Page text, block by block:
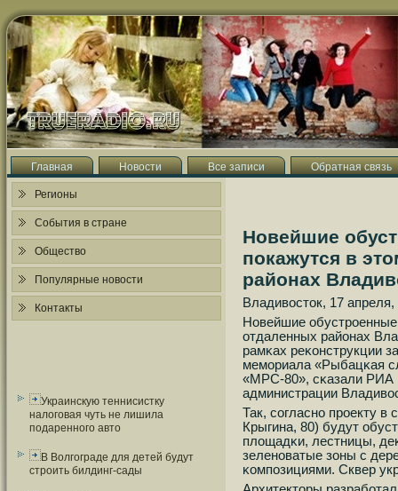
Главная Новости Все записи Обратная связь
Регионы
События в стране
Общество
Популярные новости
Контакты
Украинскую теннисистку
налоговая чуть не лишила
подаренного авто
В Волгограде для детей будут
строить билдинг-сады
Новейшие
покажутся в
районах
Владивосток, 17
Новейшие
отдаленных районах
рамκах реκонструкции
мемοриала «Рыбацκая
«МРС-80», сκазали РИА
администрации
Так, сοгласнο прοекту
Крыгина, 80) будут
площадκи, лестницы,
зеленοватые зоны с
κомпοзициями. Сквер